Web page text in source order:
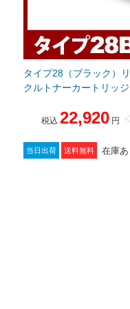
タイプ28（ブラック）
クルトナーカートリッジ
税込 22,920 円
当日出荷 送料無料 在庫あ